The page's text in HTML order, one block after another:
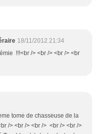
18/11/2012 21:34
!!!<br /> <br /> <br /> <br
tome de chasseuse de la
/> <br /> <br /> <br /> <br />